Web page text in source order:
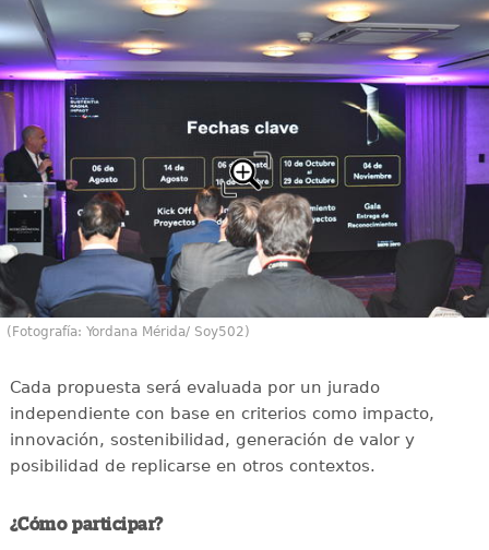
(Fotografía: Yordana Mérida/ Soy502)
Cada propuesta será evaluada por un jurado
independiente con base en criterios como impacto,
innovación, sostenibilidad, generación de valor y
posibilidad de replicarse en otros contextos.
¿Cómo participar?